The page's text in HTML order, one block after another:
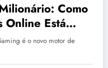
Como
Online Está
em Tecnologia
é o novo motor de